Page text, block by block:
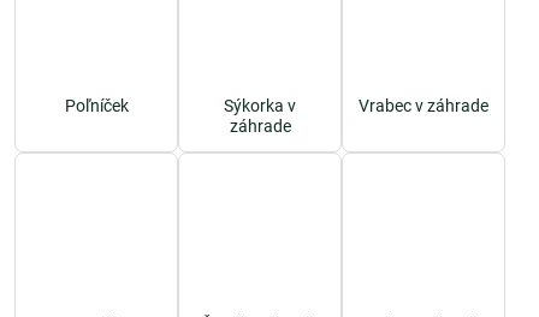
Poľníček
Sýkorka v
záhrade
Vrabec v záhrade